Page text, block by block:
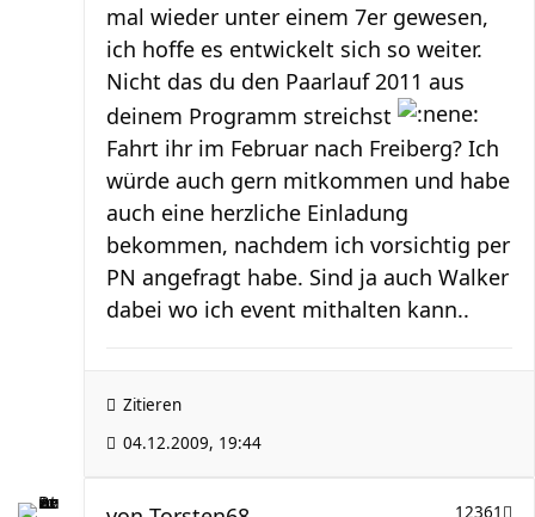
mal wieder unter einem 7er gewesen,
ich hoffe es entwickelt sich so weiter.
Nicht das du den Paarlauf 2011 aus
deinem Programm streichst
Fahrt ihr im Februar nach Freiberg? Ich
würde auch gern mitkommen und habe
auch eine herzliche Einladung
bekommen, nachdem ich vorsichtig per
PN angefragt habe. Sind ja auch Walker
dabei wo ich event mithalten kann..
Zitieren
04.12.2009, 19:44
12361